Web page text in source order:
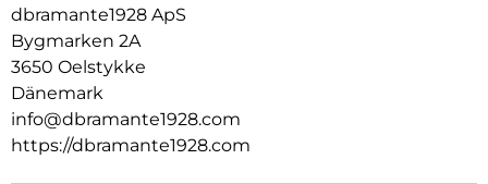
dbramante1928 ApS
Bygmarken 2A
3650 Oelstykke
Dänemark
info@dbramante1928.com
https://dbramante1928.com